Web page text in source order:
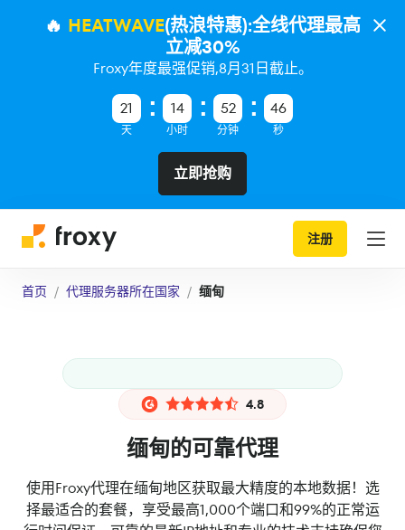
🔥 HEATWAVE(热浪特惠):全线代理最高
立减30%
Froxy年度最强促销,8月31日截止。
21
天
14
小时
52
分钟
46
秒
立即抢购
注册
首页 代理服务器所在国家 缅甸
4.8
缅甸的可靠代理
使用Froxy代理在缅甸地区获取最大精度的本地数据！选
择最适合的套餐，享受最高1,000个端口和99%的正常运